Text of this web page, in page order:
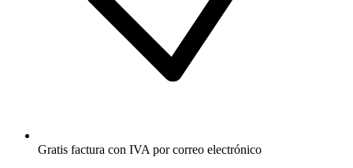
Gratis factura con IVA por correo electrónico